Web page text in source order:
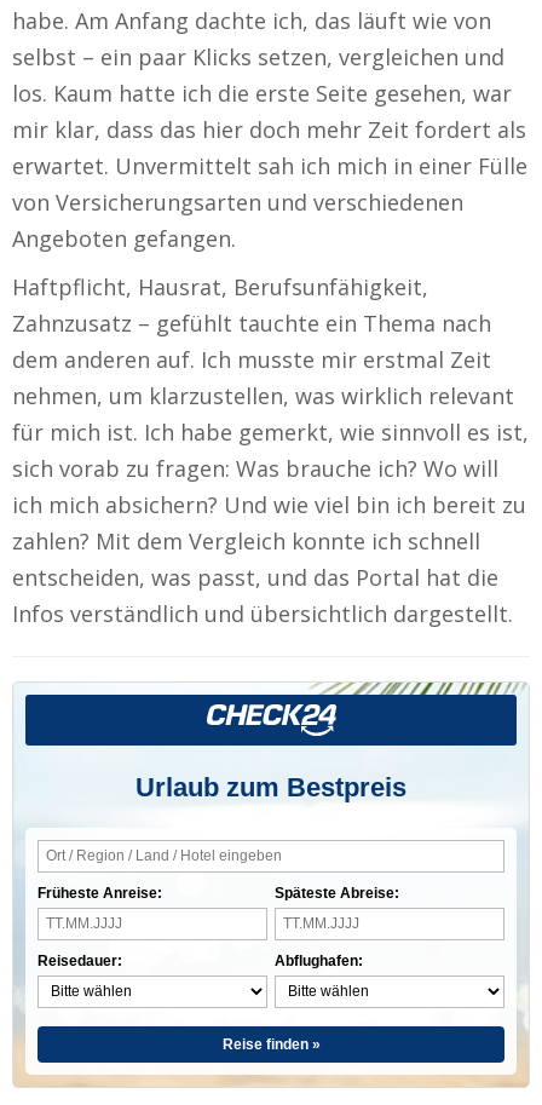
habe. Am Anfang dachte ich, das läuft wie von
selbst – ein paar Klicks setzen, vergleichen und
los. Kaum hatte ich die erste Seite gesehen, war
mir klar, dass das hier doch mehr Zeit fordert als
erwartet. Unvermittelt sah ich mich in einer Fülle
von Versicherungsarten und verschiedenen
Angeboten gefangen.
Haftpflicht, Hausrat, Berufsunfähigkeit,
Zahnzusatz – gefühlt tauchte ein Thema nach
dem anderen auf. Ich musste mir erstmal Zeit
nehmen, um klarzustellen, was wirklich relevant
für mich ist. Ich habe gemerkt, wie sinnvoll es ist,
sich vorab zu fragen: Was brauche ich? Wo will
ich mich absichern? Und wie viel bin ich bereit zu
zahlen? Mit dem Vergleich konnte ich schnell
entscheiden, was passt, und das Portal hat die
Infos verständlich und übersichtlich dargestellt.
Urlaub zum Bestpreis
Früheste Anreise:
Reisedauer:
Späteste Abreise:
Abflughafen:
Reise finden »